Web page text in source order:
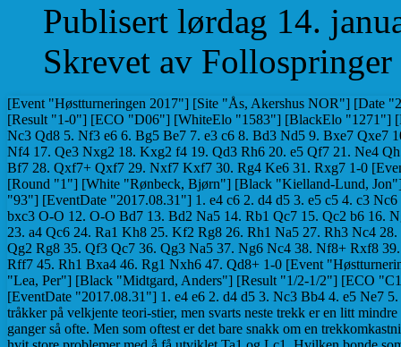
Publisert lørdag 14.
Skrevet av Follospringer
[Event "Høstturneringen 2017"] [Site "Ås, Akershus NOR"] [Date "2017.08.31"] [Round "1"] [White "Furnes, Torstein"] [Black "Olsen, Trygve"] [Result "1-0"] [ECO "D06"] [WhiteElo "1583"] [BlackElo "1271"] [PlyCount "61"] [EventDate "2017.08.31"] 1. d4 d5 2. c4 Nf6 3. cxd5 Qxd5 4. Nc3 Qd8 5. Nf3 e6 6. Bg5 Be7 7. e3 c6 8. Bd3 Nd5 9. Bxe7 Qxe7 10. Rc1 O-O 11. O-O Nb4 12. Bb1 a5 13. a3 Nd5 14. Qd3 f5 15. Rfe1 Rf6 16. e4 Nf4 17. Qe3 Nxg2 18. Kxg2 f4 19. Qd3 Rh6 20. e5 Qf7 21. Ne4 Qh5 22. Neg5 Rg6 23. Kh1 Bd7 24. Rg1 Be8 25. Qb3 b5 26. Bxg6 Bxg6 27. Qxe6+ Bf7 28. Qxf7+ Qxf7 29. Nxf7 Kxf7 30. Rg4 Ke6 31. Rxg7 1-0 [Event "Høstturneringen 2017"] [Site "Ås, Akershus NOR"] [Date "2017.08.31"] [Round "1"] [White "Rønbeck, Bjørn"] [Black "Kielland-Lund, Jon"] [Result "1-0"] [ECO "B12"] [WhiteElo "1130"] [BlackElo "1502"] [PlyCount "93"] [EventDate "2017.08.31"] 1. e4 c6 2. d4 d5 3. e5 c5 4. c3 Nc6 5. h3 e6 6. Nf3 Qb6 7. Be2 cxd4 8. cxd4 Bb4+ 9. Nc3 Nge7 10. a3 Bxc3+ 11. bxc3 O-O 12. O-O Bd7 13. Bd2 Na5 14. Rb1 Qc7 15. Qc2 b6 16. Ng5 Ng6 17. h4 f5 18. h5 Ne7 19. f4 h6 20. Nf3 Nc4 21. Bc1 Rac8 22. Nh4 Be8 23. a4 Qc6 24. Ra1 Kh8 25. Kf2 Rg8 26. Rh1 Na5 27. Rh3 Nc4 28. g4 Rf8 29. Rg3 Qd7 30. g5 Kh7 31. Qd1 hxg5 32. Rxg5 Rg8 33. Qh1 Rh8 34. Qg2 Rg8 35. Qf3 Qc7 36. Qg3 Na5 37. Ng6 Nc4 38. Nf8+ Rxf8 39. Rxg7+ Kh8 40. Qg5 Ng8 41. Rxc7 Rxc7 42. h6 Rh7 43. Bxc4 dxc4 44. Ba3 Rff7 45. Rh1 Bxa4 46. Rg1 Nxh6 47. Qd8+ 1-0 [Event "Høstturneringen 2017"] [Site "Ås, Akershus NOR"] [Date "2017.08.31"] [Round "1"] [White "Lea, Per"] [Black "Midtgard, Anders"] [Result "1/2-1/2"] [ECO "C18"] [WhiteElo "1470"] [BlackElo "1185"] [Annotator "Lea, Per"] [PlyCount "57"] [EventDate "2017.08.31"] 1. e4 e6 2. d4 d5 3. Nc3 Bb4 4. e5 Ne7 5. a3 Bxc3+ 6. bxc3 c5 7. Qg4 Qc7 8. Qxg7 Rg8 9. Qxh7 cxd4 10. Ne2 {Begge tråkker på velkjente teori-stier, men svarts neste trekk er en litt mindre kjent rute} dxc3 ({På database.chessbase. com er} 10... Nbc6 {spilt nesten 10 ganger så ofte. Men som oftest er det bare snakk om en trekkomkastning.}) 11. f4 Nbc6 12. Qd3 d4 {Det er vanligere å gi c-bonden i stedet, men her får hvit store problemer med å få utviklet Ta1 og Lc1. Hvilken bonde som er best å gi bort er kanskje mer et spørsmål om smak og behag?} 13. Nxd4 Nxd4 14. Qxd4 Bd7 15. a4 {Spilt før, men ikke ofte. Ideen var å få utviklet løperen til a3.} ({En annen - og langt vanligere plan - er:} 15. Rg1 {men da er hvits konge dømt til et evig liv i sentrum}) 15... Nf5 16. Qf2 Bc6 (16... Qc6 {kunne også vært vurdert, men en dronningsjakk på e4 er egentlig helt ufarlig}) 17. Bb5 $4 {Feilene kommer - selvfølgelig? - på det tidspunktet hvor begge brukte mest tid.} Rd8 $2 (17... O-O-O $1 {og hvit kan trygt gi opp og heller finne seg en annen hobby} 18. Bxc6 Qxc6 19. O-O Rg6 20. h3 Rdg8 21. g4 Rxg4+ 22. hxg4 Rxg4+ 23. Kh2 Rh4+ 24. Qxh4 (24. Kg1 Rh1# ({eller } 24... Qh1#)) 24... Nxh4 25. Rf2 Qe4 26. Ba3 Nf3+ 27. Kg3 Nd2 {og svarts angrep med dronning og springer er langt farligere enn hva hvit kan få til med 2 tårn og løper, selv om stillingen nesten er i matematisk likevekt.}) ({I lynsjakk hadde det vært lett å falle for} 17... Rxg2 $4 18. Qxg2 {og løperen er bundet og kan ikke slå igjen.}) 18. O-O Qd7 $2 (18... a6 19. Bxc6+ Qxc6 20. g3 $11) 19. Ra3 $2 {Her er det flere svake trekk fra begge - tidsnøden begynner å gjøre seg gjeldende} (19. g3 a6 20. Bxc6 Qxc6 21. a5 $14) 19... Nh4 $2 ({Også her ville} 19... Rxg2+ {vært dårlig, selv om løperen ikke er bundet. Men etter} 20. Qxg2 Bxg2 21. Bxd7+ Rxd7 22. Kxg2 {ligger hvit et helt tårn over }) ({Best var} 19... Qd5 20. Bxc6+ Qxc6 21. a5 a6 {og stillingen er helt lik}) 20. Bxc6 Qxc6 21. g3 Ke7 $2 22. Be3 $2 (22. h3 Nf5 23. g4 a5 {er lovende for hvit} 24. Qg2) 22... b6 $2 ({Å innrømme at det forrige trekket var en feil og spille} 22... Ke8 {hadde vært bedre}) 23. a5 Nf5 24. axb6 ({Fristende, men} 24. Qf3 Qxf3 25. Rxf3 Rd1+ 26. Kf2 Rc8 {gir større muligheter til fordel}) 24... Nxe3 25. Rxa7+ $2 {Fristende, men gir bare remis} (25. Qxe3 Rd2 26. Rf3 Rd1+ 27. Kf2 Rd2+ 28. Ke1 Rxh2 29. Rxc3 Qb5 30. Qc5+ Qxc5 31. Rxc5 axb6 32. Rc7+ Kf8 33. Kf1 {var vanskelig å se i tidsnøden. Men det er ikke sikkert at merbonden holder til vinst allikevel.}) 25... Ke8 26. Qxe3 Rd2 27. Rf2 (27. Qxd2 $4 { holder ikke:} cxd2 28. b7 Qb6+ 29. Kg2 Qxa7) 27... Rd1+ 28. Rf1 Rd2 29. Rf2 { Og dermed endte kveldens lengste parti med poengdeling, noe hvit bør se seg mest fornøyd med. "Nyvinningen" 17. Lb5 var jo et klart tapstrekk.} 1/2-1/2 [Event "Høstturneringen 2017"] [Site "Ås, Akershus NOR"] [Date "2017.08.31"] [Round "1"] [White "Garmark, Vegard"] [Black